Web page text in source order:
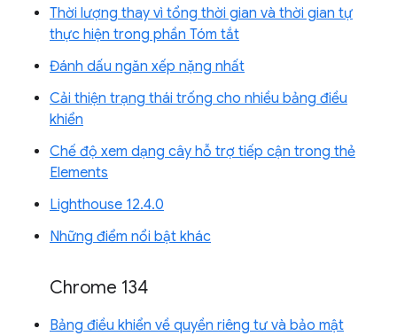
Thời lượng thay vì tổng thời gian và thời gian tự
thực hiện trong phần Tóm tắt
Đánh dấu ngăn xếp nặng nhất
Cải thiện trạng thái trống cho nhiều bảng điều
khiển
Chế độ xem dạng cây hỗ trợ tiếp cận trong thẻ
Elements
Lighthouse 12.4.0
Những điểm nổi bật khác
Chrome 134
Bảng điều khiển về quyền riêng tư và bảo mật